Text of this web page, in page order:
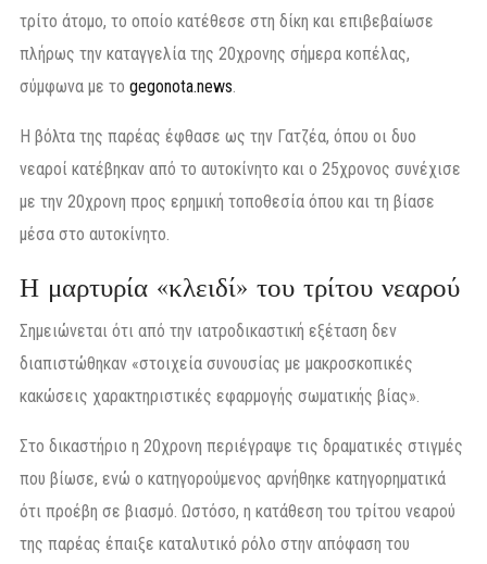
τρίτο άτομο, το οποίο κατέθεσε στη δίκη και επιβεβαίωσε
πλήρως την καταγγελία της 20χρονης σήμερα κοπέλας,
σύμφωνα με το gegonota.news
Η βόλτα της παρέας έφθασε ως την Γατζέα, όπου οι δυο
νεαροί κατέβηκαν από το αυτοκίνητο και ο 25χρονος συνέχισε
με την 20χρονη προς ερημική τοποθεσία όπου και τη βίασε
μέσα στο αυτοκίνητο.
Η μαρτυρία «κλειδί» του τρίτου νεαρού
Σημειώνεται ότι από την ιατροδικαστική εξέταση δεν
διαπιστώθηκαν «στοιχεία συνουσίας με μακροσκοπικές
κακώσεις χαρακτηριστικές εφαρμογής σωματικής βίας».
Στο δικαστήριο η 20χρονη περιέγραψε τις δραματικές στιγμές
που βίωσε, ενώ ο κατηγορούμενος αρνήθηκε κατηγορηματικά
ότι προέβη σε βιασμό. Ωστόσο, η κατάθεση του τρίτου νεαρού
της παρέας έπαιξε καταλυτικό ρόλο στην απόφαση του